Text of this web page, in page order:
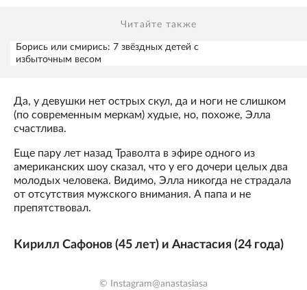
Читайте также
Борись или смирись: 7 звёздных детей с
избыточным весом
Да, у девушки нет острых скул, да и ноги не слишком
(по современным меркам) худые, но, похоже, Элла
счастлива.
Еще пару лет назад Траволта в эфире одного из
американских шоу сказал, что у его дочери целых два
молодых человека. Видимо, Элла никогда не страдала
от отсутствия мужского внимания. А папа и не
препятствовал.
Кирилл Сафонов (45 лет) и Анастасия (24 года)
© Instagram@anastasiasa